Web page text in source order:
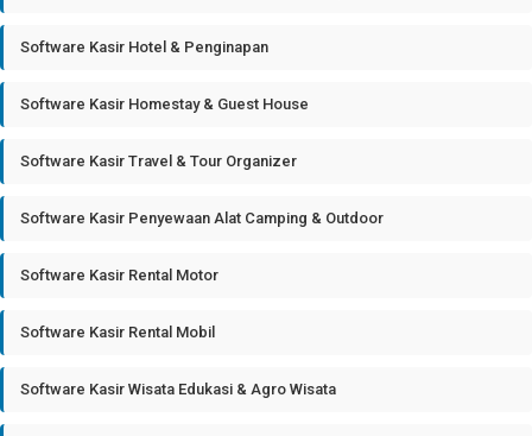
Software Kasir Hotel & Penginapan
Software Kasir Homestay & Guest House
Software Kasir Travel & Tour Organizer
Software Kasir Penyewaan Alat Camping & Outdoor
Software Kasir Rental Motor
Software Kasir Rental Mobil
Software Kasir Wisata Edukasi & Agro Wisata